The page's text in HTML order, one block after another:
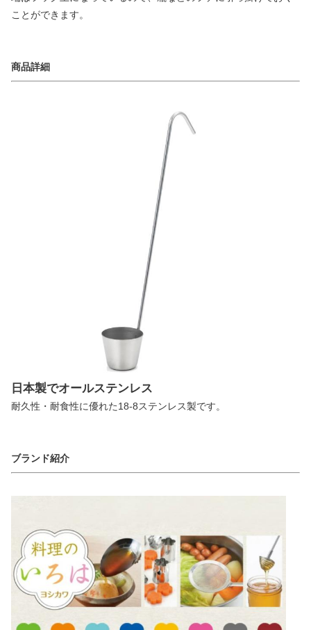
ことができます。
商品詳細
日本製でオールステンレス
耐久性・耐食性に優れた18-8ステンレス製です。
ブランド紹介